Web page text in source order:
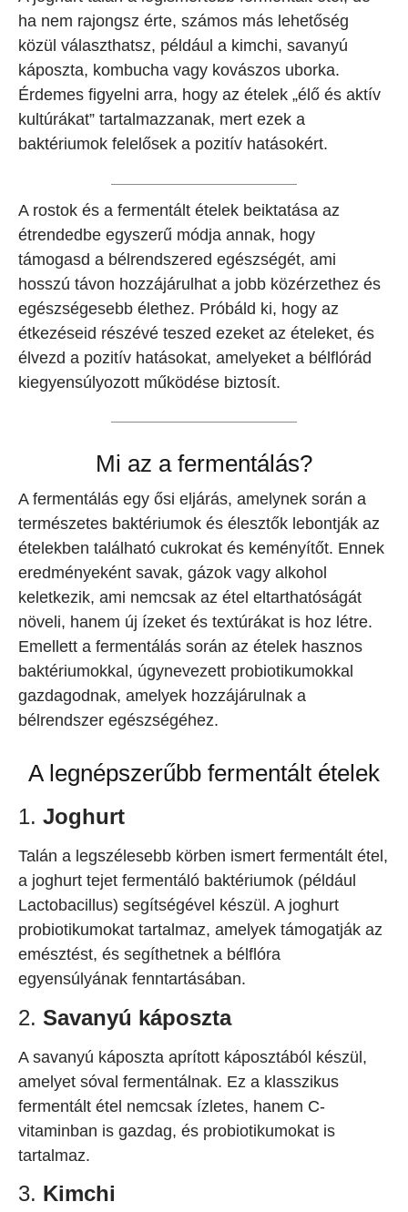
ha nem rajongsz érte, számos más lehetőség
közül választhatsz, például a kimchi, savanyú
káposzta, kombucha vagy kovászos uborka.
Érdemes figyelni arra, hogy az ételek „élő és aktív
kultúrákat” tartalmazzanak, mert ezek a
baktériumok felelősek a pozitív hatásokért.
A rostok és a fermentált ételek beiktatása az
étrendedbe egyszerű módja annak, hogy
támogasd a bélrendszered egészségét, ami
hosszú távon hozzájárulhat a jobb közérzethez és
egészségesebb élethez. Próbáld ki, hogy az
étkezéseid részévé teszed ezeket az ételeket, és
élvezd a pozitív hatásokat, amelyeket a bélflórád
kiegyensúlyozott működése biztosít.
Mi az a fermentálás?
A fermentálás egy ősi eljárás, amelynek során a
természetes baktériumok és élesztők lebontják az
ételekben található cukrokat és keményítőt. Ennek
eredményeként savak, gázok vagy alkohol
keletkezik, ami nemcsak az étel eltarthatóságát
növeli, hanem új ízeket és textúrákat is hoz létre.
Emellett a fermentálás során az ételek hasznos
baktériumokkal, úgynevezett probiotikumokkal
gazdagodnak, amelyek hozzájárulnak a
bélrendszer egészségéhez.
A legnépszerűbb fermentált ételek
1. Joghurt
Talán a legszélesebb körben ismert fermentált étel,
a joghurt tejet fermentáló baktériumok (például
Lactobacillus) segítségével készül. A joghurt
probiotikumokat tartalmaz, amelyek támogatják az
emésztést, és segíthetnek a bélflóra
egyensúlyának fenntartásában.
2. Savanyú káposzta
A savanyú káposzta aprított káposztából készül,
amelyet sóval fermentálnak. Ez a klasszikus
fermentált étel nemcsak ízletes, hanem C-
vitaminban is gazdag, és probiotikumokat is
tartalmaz.
3. Kimchi